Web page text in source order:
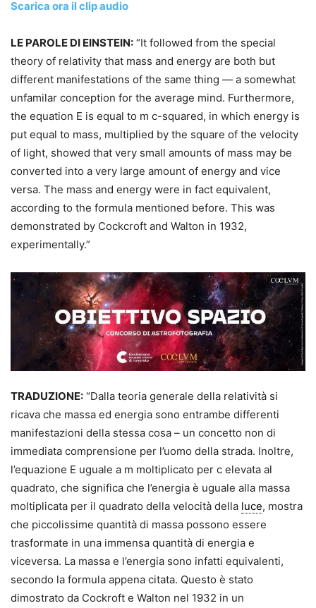
Scarica ora il clip audio
LE PAROLE DI EINSTEIN: “It followed from the special
theory of relativity that mass and energy are both but
different manifestations of the same thing — a somewhat
unfamilar conception for the average mind. Furthermore,
the equation E is equal to m c-squared, in which energy is
put equal to mass, multiplied by the square of the velocity
of light, showed that very small amounts of mass may be
converted into a very large amount of energy and vice
versa. The mass and energy were in fact equivalent,
according to the formula mentioned before. This was
demonstrated by Cockcroft and Walton in 1932,
experimentally.”
TRADUZIONE: “Dalla teoria generale della relatività si
ricava che massa ed energia sono entrambe differenti
manifestazioni della stessa cosa – un concetto non di
immediata comprensione per l’uomo della strada. Inoltre,
l’equazione E uguale a m moltiplicato per c elevata al
quadrato, che significa che l’energia è uguale alla massa
moltiplicata per il quadrato della velocità della luce, mostra
che piccolissime quantità di massa possono essere
trasformate in una immensa quantità di energia e
viceversa. La massa e l’energia sono infatti equivalenti,
secondo la formula appena citata. Questo è stato
dimostrato da Cockroft e Walton nel 1932 in un